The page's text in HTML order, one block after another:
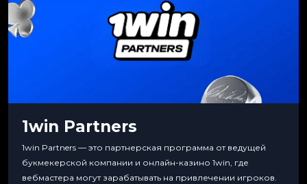
1win Partners
1win Partners — это партнерская программа от ведущей
букмекерской компании и онлайн-казино 1win, где
вебмастера могут зарабатывать на привлечении игроков.